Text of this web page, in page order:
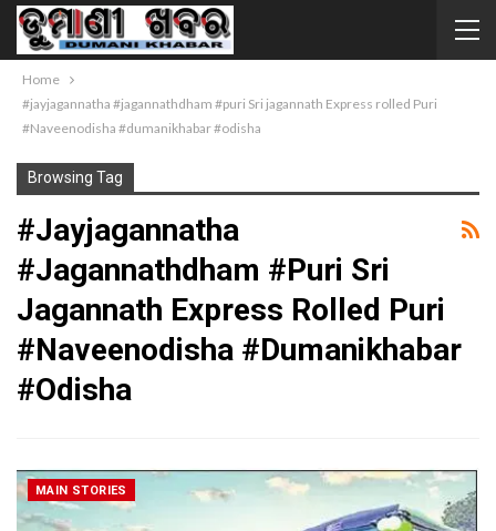
Home
#jayjagannatha #jagannathdham #puri Sri jagannath Express rolled Puri
#Naveenodisha #dumanikhabar #odisha
Browsing Tag
#jayjagannatha
#jagannathdham #puri Sri
Jagannath Express Rolled Puri
#Naveenodisha #dumanikhabar
#odisha
MAIN STORIES